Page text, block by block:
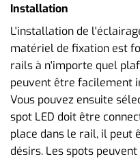
Installation
L'installation de
matériel de fixation est
rails à n'importe quel
peuvent être facilement
Vous pouvez ensuite
spot LED doit être
place dans le rail, il peut
désirs. Les spots